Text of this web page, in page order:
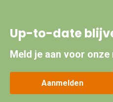
Up-to-date
Meld je aan voor
Aanmelden